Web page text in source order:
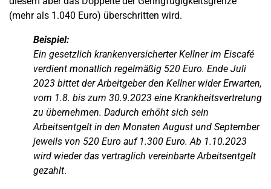
(mehr als 1.040 Euro) überschritten wird.
Beispiel:
Ein gesetzlich krankenversicherter Kellner im Eiscafé
verdient monatlich regelmäßig 520 Euro. Ende Juli
2023 bittet der Arbeitgeber den Kellner wider Erwarten,
vom 1.8. bis zum 30.9.2023 eine Krankheitsvertretung
zu übernehmen. Dadurch erhöht sich sein
Arbeitsentgelt in den Monaten August und September
jeweils von 520 Euro auf 1.300 Euro. Ab 1.10.2023
wird wieder das vertraglich vereinbarte Arbeitsentgelt
gezahlt.